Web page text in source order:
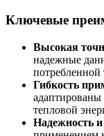
Ключевые
Высокая
надежные
потребленной
Гибкость
адаптированы
тепловой
Надежность и